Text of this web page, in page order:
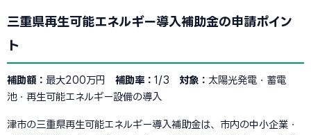
三重県再生可能エネルギー導入補助金の申請ポイン
ト
補助額： 最大200万円 補助率： 1/3 対象： 太陽光発電・蓄電
池・再生可能エネルギー設備の導入
津市の三重県再生可能エネルギー導入補助金は、市内の中小企業・